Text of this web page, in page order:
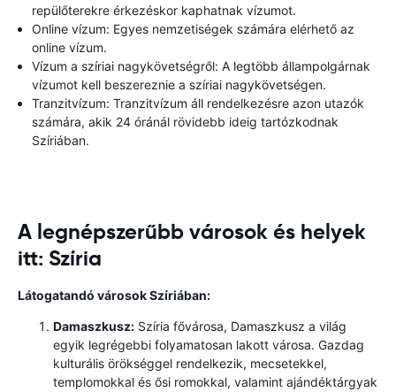
repülőterekre érkezéskor kaphatnak vízumot.
Online vízum: Egyes nemzetiségek számára elérhető az
online vízum.
Vízum a szíriai nagykövetségről: A legtöbb állampolgárnak
vízumot kell beszereznie a szíriai nagykövetségen.
Tranzitvízum: Tranzitvízum áll rendelkezésre azon utazók
számára, akik 24 óránál rövidebb ideig tartózkodnak
Szíriában.
A legnépszerűbb városok és helyek
itt: Szíria
Látogatandó városok Szíriában:
Damaszkusz: Szíria fővárosa, Damaszkusz a világ
egyik legrégebbi folyamatosan lakott városa. Gazdag
kulturális örökséggel rendelkezik, mecsetekkel,
templomokkal és ősi romokkal, valamint ajándéktárgyak